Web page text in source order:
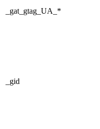
_gat_gtag_UA_*
_gid